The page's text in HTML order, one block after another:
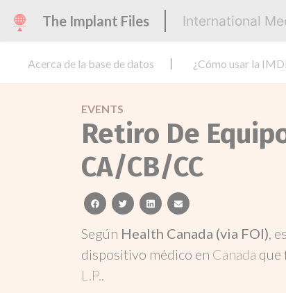
The Implant Files International
Acerca de la base de datos ¿Cómo usar la
EVENTS
Retiro De
CA/CB/CC
facebooktwitterlinkedinemail
Según Health Canada (via FOI),
dispositivo médico en Canada que
L.P..